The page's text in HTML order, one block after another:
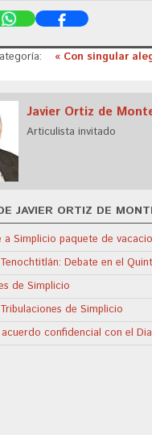
« Con singular
Javier Ortiz de
Articulista invitado
JAVIER ORTIZ DE
a Simplicio paquete de
Debate en el
de Simplicio
de Simplicio
confidencial con el